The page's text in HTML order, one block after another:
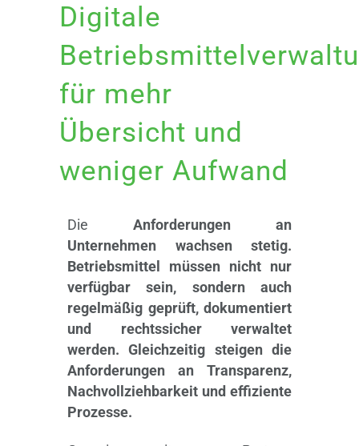
Digitale
für mehr
Übersicht und
weniger Aufwand
Die Anforderungen an
Unternehmen wachsen stetig.
Betriebsmittel müssen nicht nur
verfügbar sein, sondern auch
regelmäßig geprüft, dokumentiert
und rechtssicher verwaltet
werden. Gleichzeitig steigen die
Anforderungen an Transparenz,
Nachvollziehbarkeit und effiziente
Prozesse.